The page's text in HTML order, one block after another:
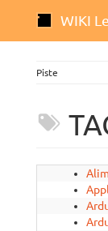
WIKI
Piste